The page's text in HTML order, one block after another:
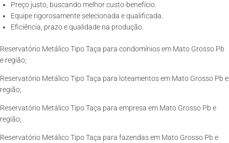
Preço justo, buscando melhor custo-benefício.
Equipe rigorosamente selecionada e qualificada.
Eficiência, prazo e qualidade na produção.
Reservatório Metálico Tipo Taça para condomínios em Mato Grosso Pb
e região;
Reservatório Metálico Tipo Taça para loteamentos em Mato Grosso Pb e
região;
Reservatório Metálico Tipo Taça para empresa em Mato Grosso Pb e
região;
Reservatório Metálico Tipo Taça para fazendas em Mato Grosso Pb e